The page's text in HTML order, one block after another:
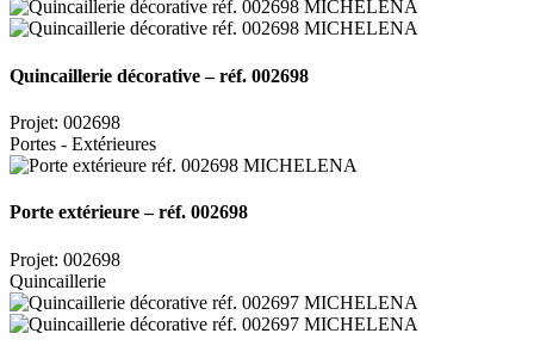
Quincaillerie décorative – réf. 002698
Projet: 002698
Portes - Extérieures
Porte extérieure – réf. 002698
Projet: 002698
Quincaillerie